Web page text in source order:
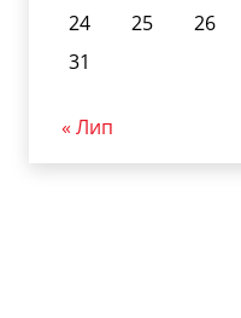
24
25 26
31
« Лип